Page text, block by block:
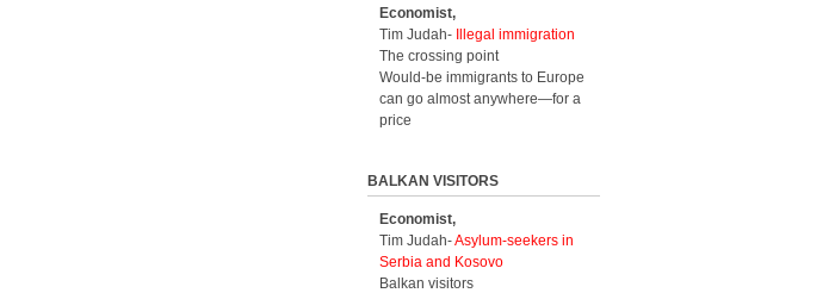
Economist,
Tim Judah-
Illegal immigration
The crossing point
Would-be immigrants to Europe
can go almost anywhere—for a
price
BALKAN VISITORS
Economist,
Tim Judah-Asylum-seekers in
Serbia and Kosovo
Balkan visitors